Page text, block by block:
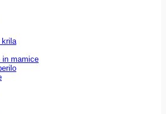
krila
in mamice